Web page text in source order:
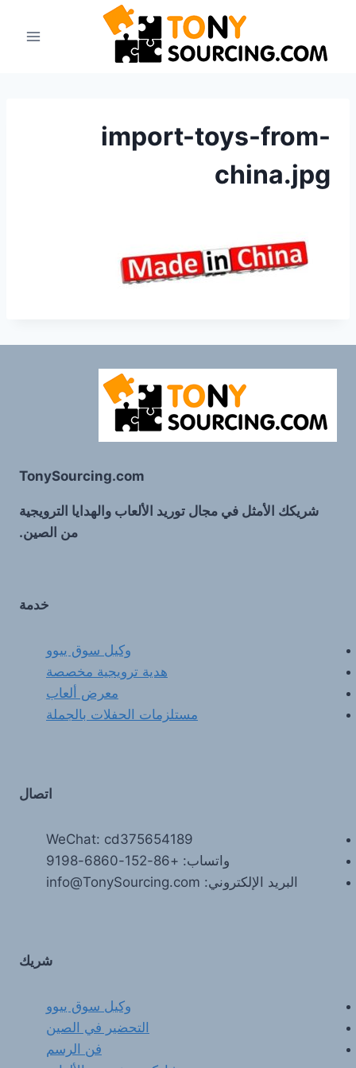
المحتوى
import-toys-from-
china.jpg
TonySourcing.com
شريكك الأمثل في مجال توريد الألعاب والهدايا الترويجية
من الصين.
خدمة
وكيل سوق ييوو
هدية ترويجية مخصصة
معرض ألعاب
مستلزمات الحفلات بالجملة
اتصال
WeChat: cd375654189
واتساب: +86-152-6860-9198
البريد الإلكتروني: info@TonySourcing.com
شريك
وكيل سوق ييوو
التحضير في الصين
فن الرسم